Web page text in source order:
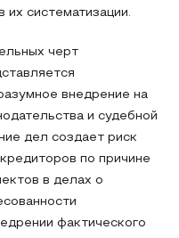
их систематизации.
черт
внедрение на
и судебной
дел создает риск
по причине
в делах о
фактического